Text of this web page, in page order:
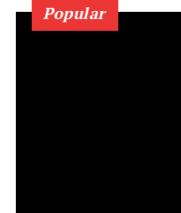
Popular